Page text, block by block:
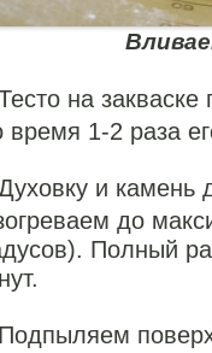
на
время 1-2 раза
и камень
до
Полный
Подпыляем